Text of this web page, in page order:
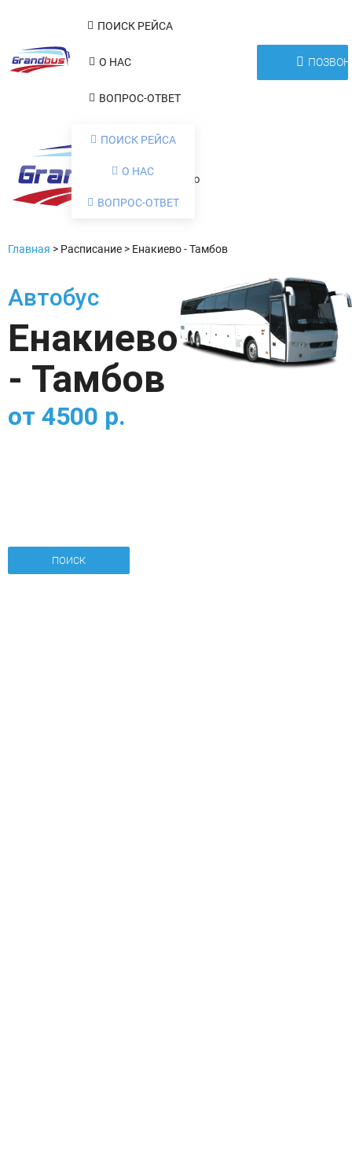
ПОИСК РЕЙСА
О НАС
ВОПРОС-ОТВЕТ
ПОИСК РЕЙСА
О НАС
ВОПРОС-ОТВЕТ
Меню
Главная > Расписание > Енакиево - Тамбов
Автобус
Енакиево
- Тамбов
от 4500 р.
ПОИСК